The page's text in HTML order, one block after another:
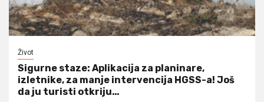
Život
Sigurne staze: Aplikacija za planinare,
izletnike, za manje intervencija HGSS-a! Još
da ju turisti otkriju…